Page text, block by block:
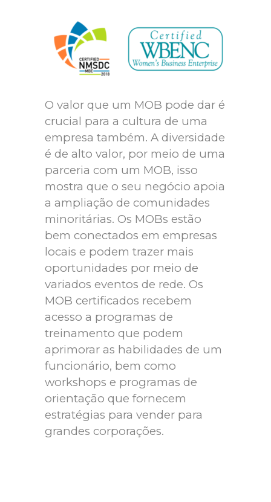
O valor que um MOB pode dar é
crucial para a cultura de uma
empresa também. A diversidade
é de alto valor, por meio de uma
parceria com um MOB, isso
mostra que o seu negócio apoia
a ampliação de comunidades
minoritárias. Os MOBs estão
bem conectados em empresas
locais e podem trazer mais
oportunidades por meio de
variados eventos de rede. Os
MOB certificados recebem
acesso a programas de
treinamento que podem
aprimorar as habilidades de um
funcionário, bem como
workshops e programas de
orientação que fornecem
estratégias para vender para
grandes corporações.